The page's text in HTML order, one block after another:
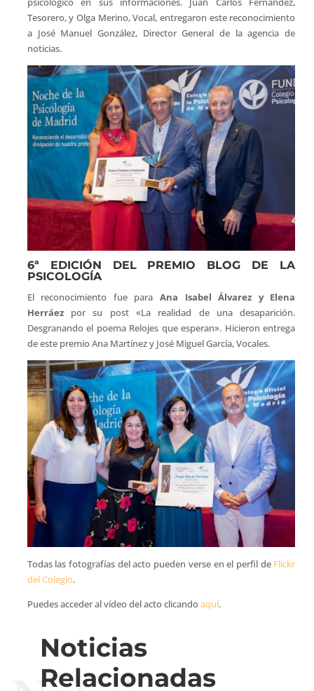
Tesorero, y Olga Merino, Vocal, entregaron este reconocimiento
a José Manuel González, Director General de la agencia de
noticias.
6ª EDICIÓN DEL PREMIO BLOG DE LA
PSICOLOGÍA
El reconocimiento fue para Ana Isabel Álvarez y Elena
Herráez por su post «La realidad de una desaparición.
Desgranando el poema Relojes que esperan». Hicieron entrega
de este premio Ana Martínez y José Miguel García, Vocales.
Todas las fotografías del acto pueden verse en el perfil de Flickr
del Colegio.
Puedes acceder al vídeo del acto clicandoaquí.
Noticias
Relacionadas